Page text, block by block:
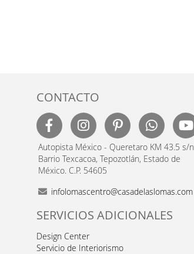
CONTACTO
Autopista México - Queretaro KM 43.5 s/n
Barrio Texcacoa, Tepozotlán, Estado de
México. C.P. 54605
infolomascentro@casadelaslomas.com
SERVICIOS ADICIONALES
Design Center
Servicio de Interiorismo